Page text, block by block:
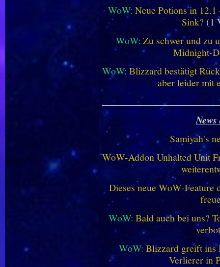
WoW:Neue Potions in
Sink? (1
WoW: Zu schwer und zu
Midnight-
WoW: Blizzard bestätigt
aber leider mit
Samiyah's
WoW-Addon Unhalted Unit
Dieses neue WoW-
WoW: Bald auch bei uns?
WoW: Blizzard greift ins
Verlierer in